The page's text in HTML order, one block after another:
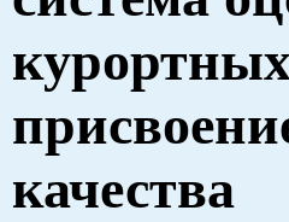
качества